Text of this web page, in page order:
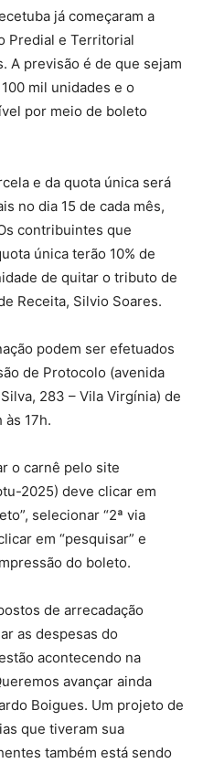
já começaram a
Predial e Territorial
A previsão é de que sejam
mil unidades e o
por meio de boleto
e da quota única será
no dia 15 de cada mês,
contribuintes que
única terão 10% de
de quitar o tributo de
Receita, Silvio Soares.
podem ser efetuados
de Protocolo (avenida
283 – Vila Virgínia) de
17h.
o carnê pelo site
2025) deve clicar em
selecionar “2ª via
em “pesquisar” e
do boleto.
de arrecadação
as despesas do
acontecendo na
avançar ainda
Boigues. Um projeto de
que tiveram sua
também está sendo